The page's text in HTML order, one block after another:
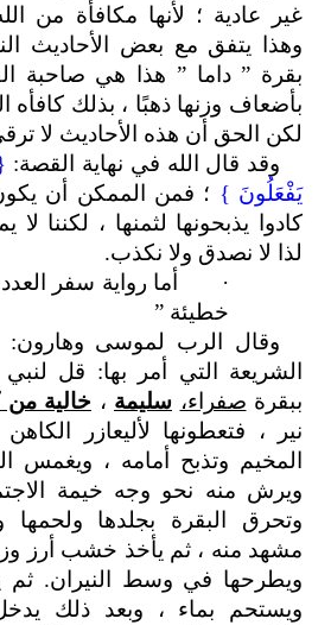
غير عادية ؛ لأنها مكافأة من
وهذا يتفق مع بعض الأحاديث
بقرة ” داما ” هذا هي صاحبة
بأضعاف وزنها ذهبًا ، بذلك كافأه
لكن الحق أن هذه الأحاديث لا
وقد قال الله في نهاية القصة:
يَفْعَلُونَ } ؛ فمن الممكن أن
كادوا يذبحونها لثمنها ، لكننا
لذا لا نصدق ولا نكذب.
·
أما رواية سفر
خطيئة ”
وقال الرب لموسى
الشريعة التي أمر بها: قل
ببقرة صفراء، سليمة ، خالية
نير ، فتعطونها لأليعازر
المخيم وتذبح أمامه ، ويغمس
ويرش منه نحو وجه خيمة
وتحرق البقرة بجلدها ولحمها
مشهد منه ، ثم يأخذ خشب أرز
ويطرحها في وسط النيران. ثم
ويستحم بماء ، وبعد ذلك